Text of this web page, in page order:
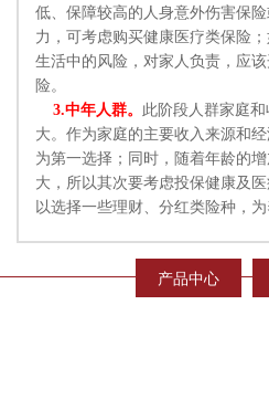
低、保障较高的人身意外伤害保
力，可考虑购买健康医疗类保险
生活中的风险，对家人负责，应
险。
3.中年人群。 此阶段人群家庭
大。作为家庭的主要收入来源和
为第一选择；同时，随着年龄的
大，所以其次要考虑投保健康及
以选择一些理财、分红类险种，为
产品中心